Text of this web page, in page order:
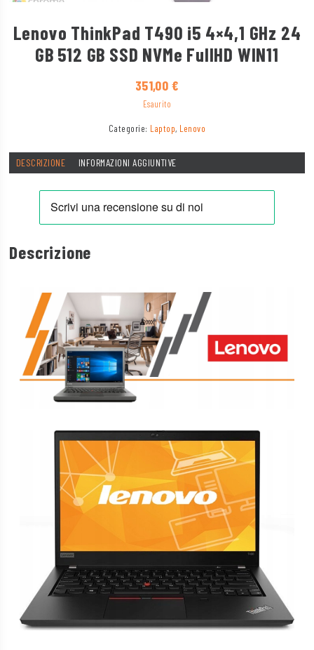
Lenovo ThinkPad T490 i5 4×4,1 GHz 24
GB 512 GB SSD NVMe FullHD WIN11
351,00 €
Esaurito
Categorie: Laptop, Lenovo
DESCRIZIONE INFORMAZIONI AGGIUNTIVE
Descrizione